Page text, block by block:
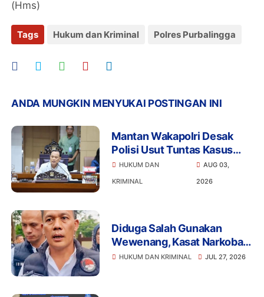
(Hms)
Tags Hukum dan Kriminal Polres Purbalingga
ANDA MUNGKIN MENYUKAI POSTINGAN INI
Mantan Wakapolri Desak
Polisi Usut Tuntas Kasus
Bigmo Ajak Anak di Bawah
Umur Promosikan Vape
HUKUM DAN
KRIMINAL
AUG 03,
2026
Diduga Salah Gunakan
Wewenang, Kasat Narkoba
Polres Tangsel dan 6
HUKUM DAN KRIMINAL JUL 27, 2026